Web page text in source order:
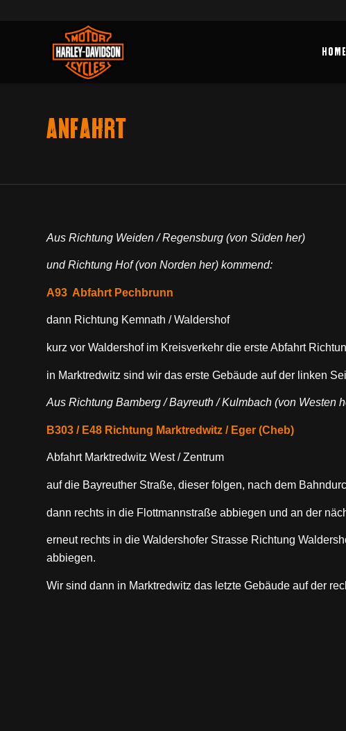
HOME
ANFAHRT
Aus Richtung Weiden / Regensburg (von Süden her)
und Richtung Hof (von Norden her) kommend:
A93 Abfahrt Pechbrunn
dann Richtung Kemnath / Waldershof
kurz vor Waldershof im Kreisverkehr die erste Abfahrt
in Marktredwitz sind wir das erste Gebäude auf der linken
Aus Richtung Bamberg / Bayreuth / Kulmbach (von Westen
B303 / E48 Richtung Marktredwitz / Eger (Cheb)
Abfahrt Marktredwitz West / Zentrum
auf die Bayreuther Straße, dieser folgen, nach dem
dann rechts in die Flottmannstraße abbiegen und an der
erneut rechts in die Waldershofer Strasse Richtung
abbiegen.
Wir sind dann in Marktredwitz das letzte Gebäude auf der